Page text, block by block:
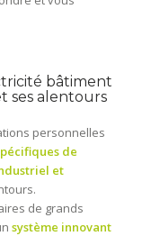
bâtiment
ses alentours
personnelles
de
et
de grands
système innovant